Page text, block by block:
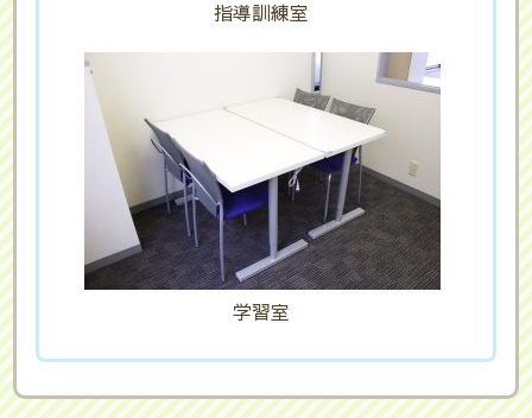
指導訓練室
学習室